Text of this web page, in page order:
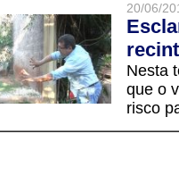
20/06/
Nesta
que o
risco